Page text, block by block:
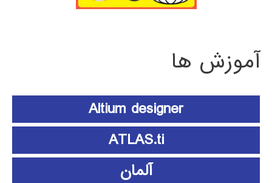
آموزش ها
Altium designer
ATLAS.ti
آلمان